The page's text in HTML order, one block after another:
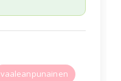
vaaleanpunainen